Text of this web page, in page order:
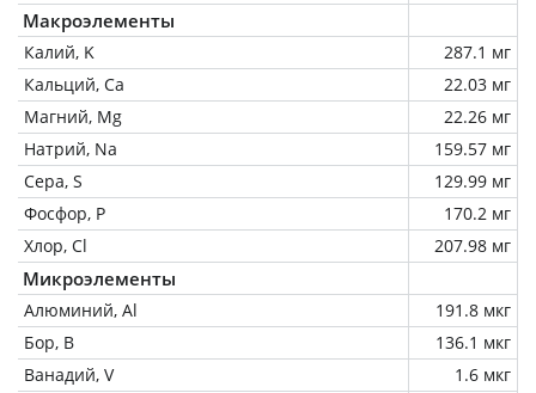
Макроэлементы
Калий, K
287.1 мг
Кальций, Ca
22.03 мг
Магний, Mg
22.26 мг
Натрий, Na
159.57 мг
Сера, S
129.99 мг
Фосфор, P
170.2 мг
Хлор, Cl
207.98 мг
Микроэлементы
Алюминий, Al
191.8 мкг
Бор, B
136.1 мкг
Ванадий, V
1.6 мкг